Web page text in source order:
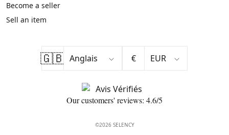
Become a seller
Sell an item
🇬🇧 €
Our customers' reviews: 4.6/5
©2026 SELENCY